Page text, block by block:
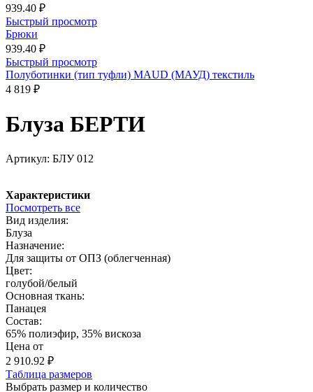
939.40 ₽
Быстрый просмотр
Брюки
939.40 ₽
Быстрый просмотр
Полуботинки (тип туфли) MAUD (МАУД) текстиль
4 819 ₽
Блуза БЕРТИ
Артикул: БЛУ 012
Характеристики
Посмотреть все
Вид изделия:
Блуза
Назначение:
Для защиты от ОПЗ (облегченная)
Цвет:
голубой/белый
Основная ткань:
Панацея
Состав:
65% полиэфир, 35% вискоза
Цена от
2 910.92 ₽
Таблица размеров
Выбрать размер и количество